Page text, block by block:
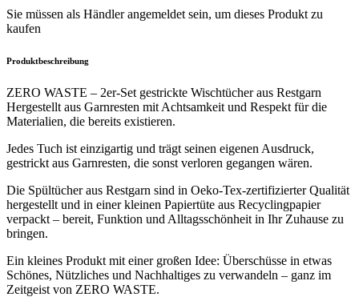
Sie müssen als Händler angemeldet sein, um dieses Produkt zu
kaufen
Produktbeschreibung
ZERO WASTE – 2er-Set gestrickte Wischtücher aus Restgarn
Hergestellt aus Garnresten mit Achtsamkeit und Respekt für die
Materialien, die bereits existieren.
Jedes Tuch ist einzigartig und trägt seinen eigenen Ausdruck,
gestrickt aus Garnresten, die sonst verloren gegangen wären.
Die Spültücher aus Restgarn sind in Oeko-Tex-zertifizierter Qualität
hergestellt und in einer kleinen Papiertüte aus Recyclingpapier
verpackt – bereit, Funktion und Alltagsschönheit in Ihr Zuhause zu
bringen.
Ein kleines Produkt mit einer großen Idee: Überschüsse in etwas
Schönes, Nützliches und Nachhaltiges zu verwandeln – ganz im
Zeitgeist von ZERO WASTE.